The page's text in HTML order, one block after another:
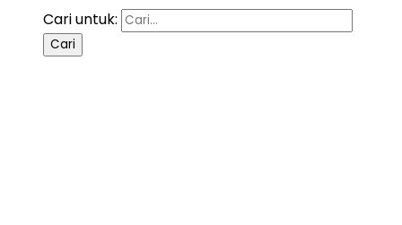
Cari untuk: